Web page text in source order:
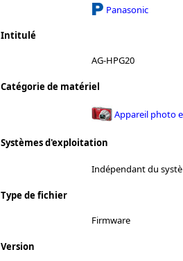
Panasonic
Intitulé
AG-HPG20
Catégorie de matériel
Appareil photo
Systèmes d'exploitation
Indépendant du
Type de fichier
Firmware
Version